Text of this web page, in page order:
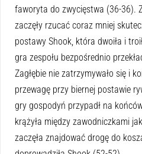
faworyta do zwycięstwa (36-36).
zaczęły rzucać coraz mniej
postawy Shook, która dwoiła i
gra zespołu bezpośrednio
Zagłębie nie zatrzymywało się i
przewagę przy biernej postawie
gry gospodyń przypadł na
krążyła między zawodniczkami
zaczęła znajdować drogę do